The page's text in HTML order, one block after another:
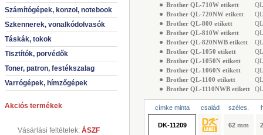
Számítógépek, konzol, notebook
Szkennerek, vonalkódolvasók
Táskák, tokok
Tisztítók, porvédők
Toner, patron, festékszalag
Varrógépek, hímzőgépek
Akciós termékek
Vásárlási feltételek: ÁSZF
● Brother QL-710W etikett
● Brother QL-720NW etikett
● Brother QL-800 etikett
● Brother QL-810W etikett
● Brother QL-820NWB etikett
● Brother QL-1050 etikett
● Brother QL-1050N etikett
● Brother QL-1060N etikett
● Brother QL-1100 etikett
● Brother QL-1110NWB etikett
címke minta család széles.
DK-11209 62 mm